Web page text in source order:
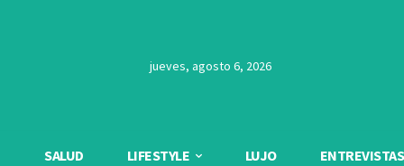
jueves, agosto 6, 2026
SALUD LIFESTYLE LUJO ENTREVISTAS